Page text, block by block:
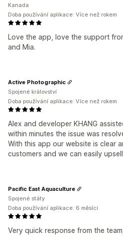
Love the app, love the support
and Mia.
Kanada
Doba používání aplikace: Více než rokem
Alex and developer KHANG
within minutes the issue was
With this app our website is clear
customers and we can easily
Active Photographic
Spojené království
Doba používání aplikace: Více než rokem
Very quick response from the
Pacific East Aquaculture
Spojené státy
Doba používání aplikace: 6 měsíci